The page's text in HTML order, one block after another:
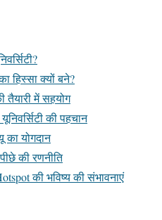
हिस्सा क्यों बने?
तैयारी में सहयोग
की पहचान
योगदान
की रणनीति
की भविष्य की संभावनाएं